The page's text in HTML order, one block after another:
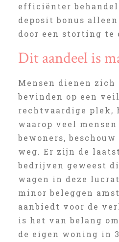
efficiënter
deposit bonus
door een storting te
Dit aandeel is
Mensen dienen zich
bevinden op een
rechtvaardige plek,
waarop veel
bewoners,
weg. Er zijn de
bedrijven geweest
wagen in deze
minor beleggen
aanbiedt voor de
is het van belang
de eigen woning in